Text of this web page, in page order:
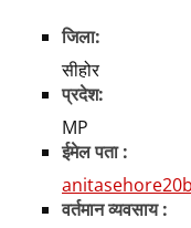
जिला:
सीहोर
प्रदेश:
MP
ईमेल पता :
वर्तमान व्यवसाय :